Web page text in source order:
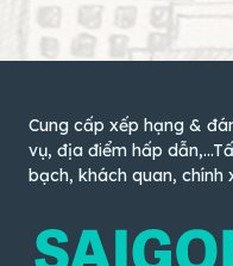
Cung cấp xếp hạng &
vụ, địa điểm hấp
bạch, khách quan, chính